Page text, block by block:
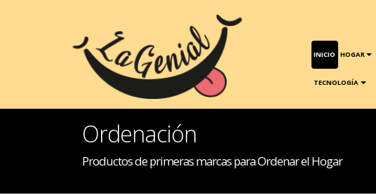
INICIO HOGAR
TECNOLOGÍA
Ordenación
Productos de primeras marcas para Ordenar el Hogar